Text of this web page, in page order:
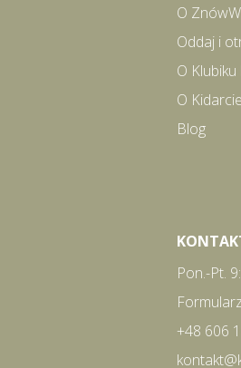
O
Oddaj i
O
O Kidarcie
Blog
Pon.-Pt.
+48 606